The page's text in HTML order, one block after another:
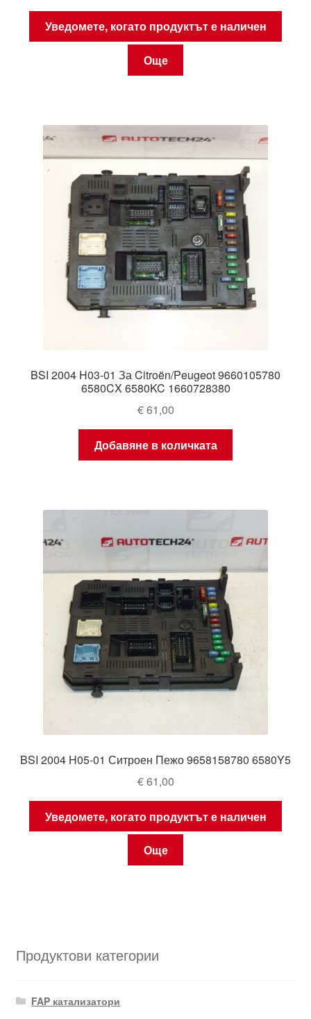
Уведомете, когато продуктът е наличен
Още
BSI 2004 H03-01 За Citroën/Peugeot 9660105780
6580CX 6580KC 1660728380
€61,00
Добавяне в количката
BSI 2004 H05-01 Ситроен Пежо 9658158780 6580Y5
€61,00
Уведомете, когато продуктът е наличен
Още
Продуктови категории
FAP катализатори